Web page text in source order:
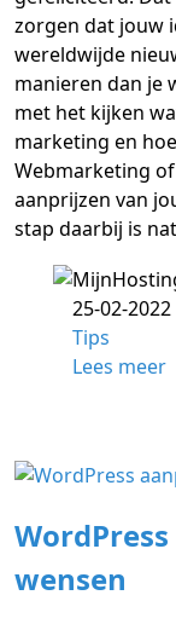
zorgen dat jouw
wereldwijde
manieren dan je
met het kijken
marketing en
Webmarketing
aanprijzen van
stap daarbij is
25-02-2022
Tips
Lees meer
wensen